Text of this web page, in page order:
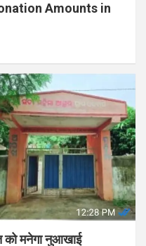
Amounts in
को मनेगा नुआखाई